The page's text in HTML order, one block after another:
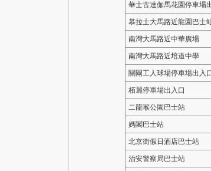
華士古達伽馬花園停車場
慕拉士大馬路近龍園巴士
南灣大馬路近中華廣場
南灣大馬路近培道中學
關閘工人球場停車場出入
栢麗停車場出入口
二龍喉公園巴士站
媽閣巴士站
北京街假日酒店巴士站
治安警察局巴士站